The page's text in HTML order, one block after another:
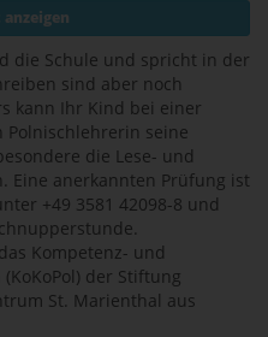
die Schule und spricht in der
sind aber noch
kann Ihr Kind bei einer
seine
die Lese- und
Eine anerkannten Prüfung ist
+49 3581 42098-8 und
Kompetenz- und
der Stiftung
St. Marienthal aus